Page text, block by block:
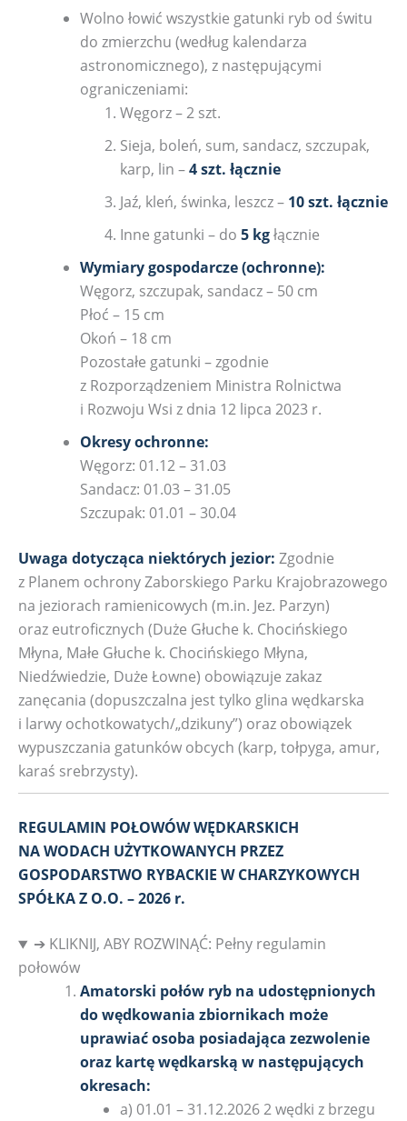
Wolno łowić wszystkie gatunki ryb od świtu
do zmierzchu (według kalendarza
astronomicznego), z następującymi
ograniczeniami:
Węgorz – 2 szt.
Sieja, boleń, sum, sandacz, szczupak,
karp, lin –4 szt. łącznie
Jaź, kleń, świnka, leszcz – 10 szt. łącznie
Inne gatunki – do 5 kgłącznie
Wymiary gospodarcze (ochronne):
Węgorz, szczupak, sandacz – 50 cm
Płoć – 15 cm
Okoń – 18 cm
Pozostałe gatunki – zgodnie
z Rozporządzeniem Ministra Rolnictwa
i Rozwoju Wsi z dnia 12 lipca 2023 r.
Okresy ochronne:
Węgorz: 01.12 – 31.03
Sandacz: 01.03 – 31.05
Szczupak: 01.01 – 30.04
Uwaga dotycząca niektórych jezior: Zgodnie
z Planem ochrony Zaborskiego Parku Krajobrazowego
na jeziorach ramienicowych (m.in. Jez. Parzyn)
oraz eutroficznych (Duże Głuche k. Chocińskiego
Młyna, Małe Głuche k. Chocińskiego Młyna,
Niedźwiedzie, Duże Łowne) obowiązuje zakaz
zanęcania (dopuszczalna jest tylko glina wędkarska
i larwy ochotkowatych/„dzikuny”) oraz obowiązek
wypuszczania gatunków obcych (karp, tołpyga, amur,
karaś srebrzysty).
REGULAMIN POŁOWÓW WĘDKARSKICH
NA WODACH UŻYTKOWANYCH PRZEZ
GOSPODARSTWO RYBACKIE W CHARZYKOWYCH
SPÓŁKA Z O.O. – 2026 r.
➔ KLIKNIJ, ABY ROZWINĄĆ: Pełny regulamin
połowów
Amatorski połów ryb na udostępnionych
do wędkowania zbiornikach może
uprawiać osoba posiadająca zezwolenie
oraz kartę wędkarską w następujących
okresach:
a) 01.01 – 31.12.2026 2 wędki z brzegu